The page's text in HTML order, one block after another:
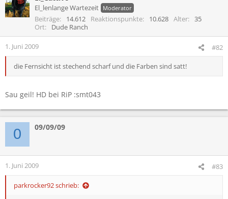
El_lenlange Wartezeit Moderator
Beiträge 14.612 Reaktionspunkte 10.628 Alter
35
Ort
Dude Ranch
1. Juni 2009 #82
die Fernsicht ist stechend scharf und die Farben sind satt!
Sau geil! HD bei RiP :smt043
0 09/09/09
1. Juni 2009 #83
parkrocker92 schrieb: